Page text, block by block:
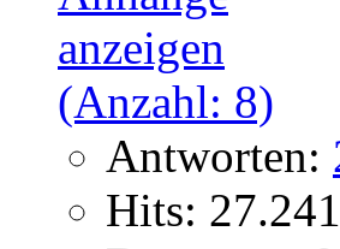
Antworten:
Hits: 27.241